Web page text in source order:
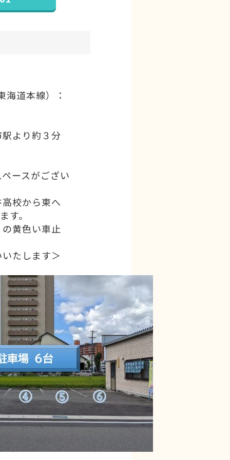
道本線）：
より約３分
ースがござい
校から東へ
す。
黄色い車止
たします＞